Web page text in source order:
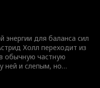
проклятья, она
Астрид вернет ему
любую ее просьбу.
культурный шок,
означает совсем не то,
энергии для баланса сил
Холл переходит из
обычную частную
ней и слепым, но